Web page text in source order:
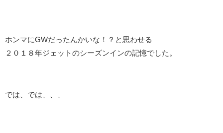
ホンマにGWだったんかいな！？と思わせる
２０１８年ジェットのシーズンインの記憶でした。
では、では、、、